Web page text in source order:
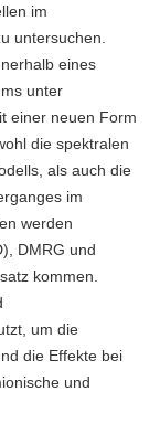
im
untersuchen.
eines
unter
einer neuen Form
die spektralen
als auch die
im
werden
DMRG und
kommen.
um die
die Effekte bei
und